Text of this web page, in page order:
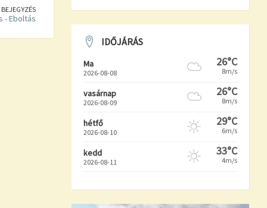
- Eboltás
IDŐJÁRÁS
Ma
2026-08-08
26°C
8m/s
vasárnap
2026-08-09
26°C
8m/s
hétfő
2026-08-10
29°C
6m/s
kedd
2026-08-11
33°C
4m/s